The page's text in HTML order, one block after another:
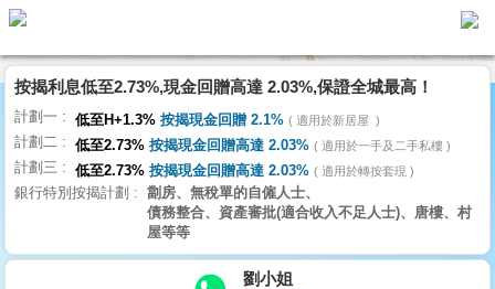
代
理
主
頁
搵
樓/
交
按揭利息低至2.73%,現金回贈高達 2.03%,保證全城最高！
計劃一 低至H+1.3% 按揭現金回贈 2.1% 適用於新居屋
計劃二 低至2.73% 按揭現金回贈高達 2.03% 適用於一手及二手私樓
計劃三 低至2.73% 按揭現金回贈高達 2.03% 適用於轉按套現
銀行特別按揭計劃
劏房、無稅單的自僱人士、
債務整合、資產審批(適合收入不足人士)、唐樓、村
屋等等
劉小姐